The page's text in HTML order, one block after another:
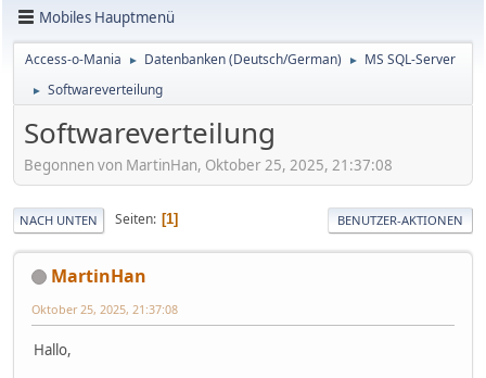
Mobiles Hauptmenü
Access-o-Mania ► Datenbanken (Deutsch/German) ► MS SQL-Server
► Softwareverteilung
Softwareverteilung
Begonnen von MartinHan, Oktober 25, 2025, 21:37:08
NACH UNTEN Seiten 1 BENUTZER-AKTIONEN
MartinHan
Oktober 25, 2025, 21:37:08
Hallo,